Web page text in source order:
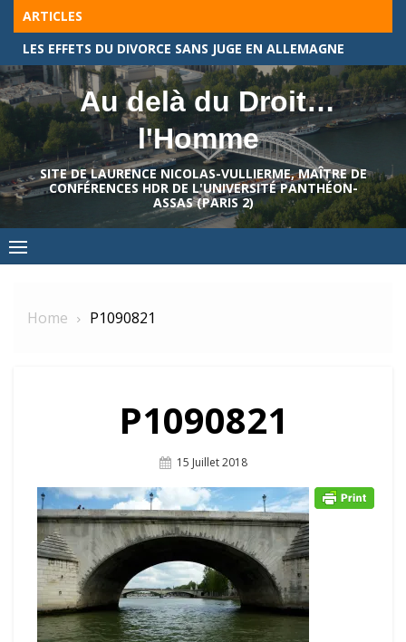
Skip
content
ARTICLES
Au delà du Droit…
l'Homme
SITE DE LAURENCE NICOLAS-VULLIERME, MAÎTRE DE
CONFÉRENCES HDR DE L'UNIVERSITÉ PANTHÉON-
ASSAS (PARIS 2)
Home P1090821
P1090821
Posted
15 Juillet 2018